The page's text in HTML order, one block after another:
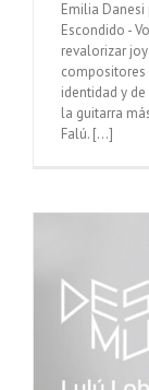
Emilia Danesi
Escondido -
revalorizar
compositores
identidad y
la guitarra
Falú. [...]